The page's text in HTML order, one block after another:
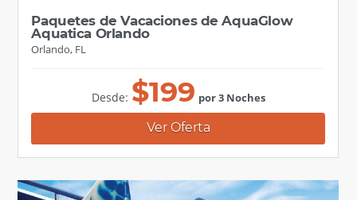
Paquetes de Vacaciones de AquaGlow
Aquatica Orlando
Orlando, FL
Desde: $199 por 3 Noches
Ver Oferta